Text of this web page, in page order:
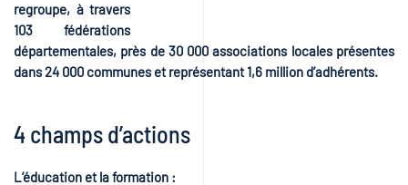
regroupe, à travers
103 fédérations
départementales, près de 30 000 associations locales présentes
dans 24 000 communes et représentant 1,6 million d’adhérents.
4 champs d’actions
L’éducation et la formation :